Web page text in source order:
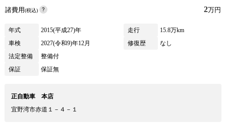
諸費用(税込) 2万円
年式 2015(平成27)年 走行
15.8万km
車検
2027(令和9)年12月 修復歴
なし
法定整備
整備付
保証
保証無
正自動車 本店
宜野湾市赤道１－４－１